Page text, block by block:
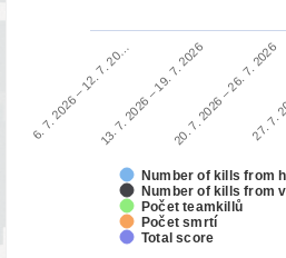
Number of kills from
Number of kills from
Počet teamkillů
Počet smrtí
Total score
6. 7. 2026 – 12. 7. 20…13. 7. 2026 – 19. 7. 202620. 7. 2026 – 26. 7. 2026
27.